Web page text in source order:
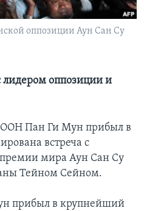
оппозиции Аун Сан Су
лидером оппозиции и
ООН Пан Ги Мун прибыл в
встреча с
мира Аун Сан Су
Тейном Сейном.
прибыл в крупнейший